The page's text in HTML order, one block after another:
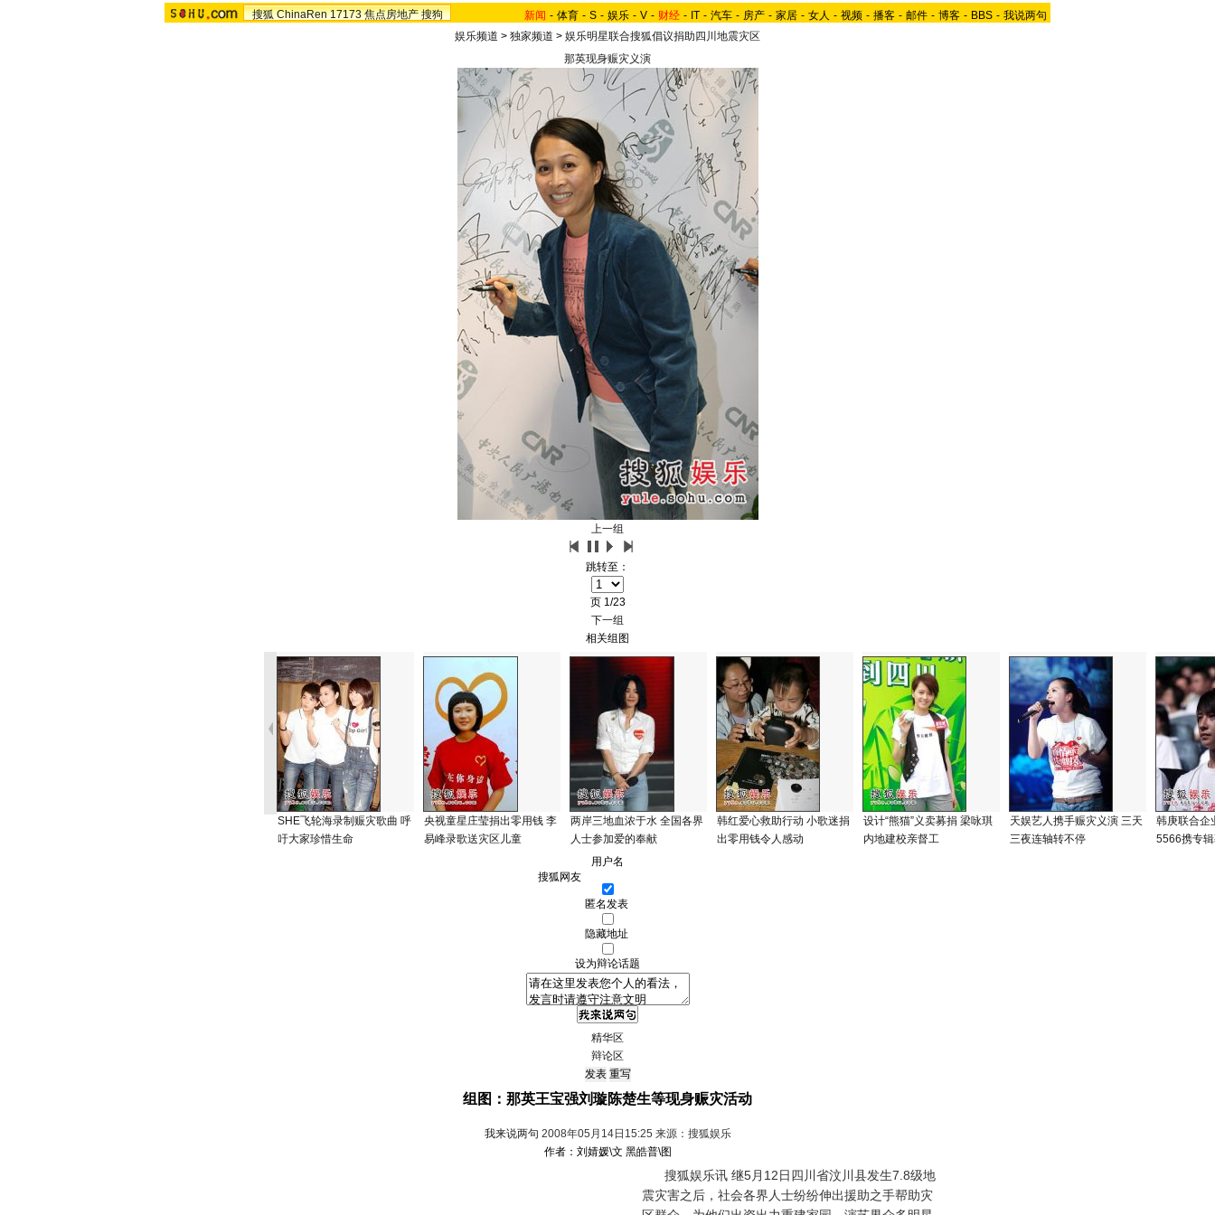
搜狐 ChinaRen 17173 焦点房地产 搜狗 新闻 - 体育 - S - 娱乐 - V - 财经 - IT - 汽车 - 房产 - 家居 - 女人 - 视频 - 播客 - 邮件 - 博客 - BBS - 我说两句
娱乐频道 > 独家频道 > 娱乐明星联合搜狐倡议捐助四川地震灾区
那英现身赈灾义演
上一组
跳转至：
页 1/23
下一组
相关组图
SHE飞轮海录制赈灾歌曲 呼
吁大家珍惜生命
央视童星庄莹捐出零用钱 李
易峰录歌送灾区儿童
两岸三地血浓于水 全国各界
人士参加爱的奉献
韩红爱心救助行动 小歌迷捐
出零用钱令人感动
设计“熊猫”义卖募捐 梁咏琪
内地建校亲督工
天娱艺人携手赈灾义演 三天
三夜连轴转不停
韩庚联合企
5566携专
用户名
匿名发表
隐藏地址
设为辩论话题
精华区
辩论区
组图：那英王宝强刘璇陈楚生等现身赈灾活动
我来说两句 2008年05月14日15:25 来源：搜狐娱乐
作者：刘婧媛\文 黑皓普\图
搜狐娱乐讯 继5月12日四川省汶川县发生7.8级地
震灾害之后，社会各界人士纷纷伸出援助之手帮助灾